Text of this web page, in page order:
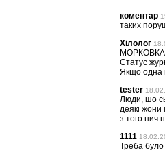
коментар
таких
Хілолог
Статус
Якщо одна
tester
Люди, шо
деякі жони
з того нич
1111
Треба